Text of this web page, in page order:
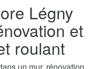
Légny
et
roulant